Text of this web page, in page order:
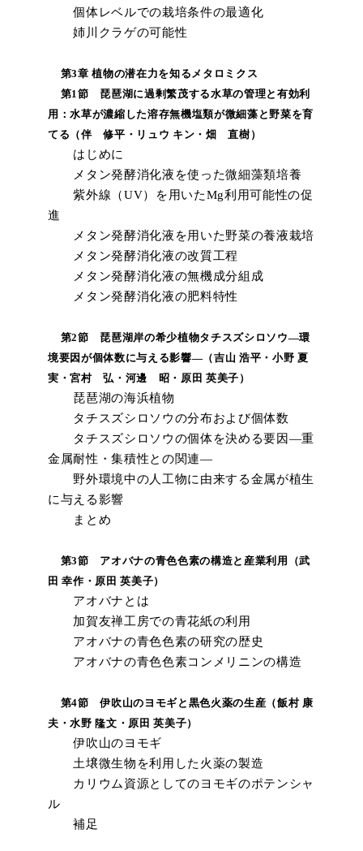
個体レベルでの栽培条件の最適化
姉川クラゲの可能性
第3章 植物の潜在力を知るメタロミクス
第1節 琵琶湖に過剰繁茂する水草の管理と有効利
用：水草が濃縮した溶存無機塩類が微細藻と野菜を育
てる（伴 修平・リュウ キン・畑 直樹）
はじめに
メタン発酵消化液を使った微細藻類培養
紫外線（UV）を用いたMg利用可能性の促
進
メタン発酵消化液を用いた野菜の養液栽培
メタン発酵消化液の改質工程
メタン発酵消化液の無機成分組成
メタン発酵消化液の肥料特性
第2節 琵琶湖岸の希少植物タチスズシロソウ―環
境要因が個体数に与える影響―（吉山 浩平・小野 夏
実・宮村 弘・河邊 昭・原田 英美子）
琵琶湖の海浜植物
タチスズシロソウの分布および個体数
タチスズシロソウの個体を決める要因―重
金属耐性・集積性との関連―
野外環境中の人工物に由来する金属が植生
に与える影響
まとめ
第3節 アオバナの青色色素の構造と産業利用（武
田 幸作・原田 英美子）
アオバナとは
加賀友禅工房での青花紙の利用
アオバナの青色色素の研究の歴史
アオバナの青色色素コンメリニンの構造
第4節 伊吹山のヨモギと黒色火薬の生産（飯村 康
夫・水野 隆文・原田 英美子）
伊吹山のヨモギ
土壌微生物を利用した火薬の製造
カリウム資源としてのヨモギのポテンシャ
ル
補足